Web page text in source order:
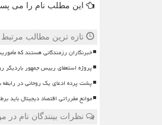
این مطلب نام را می
تازه ترین مطالب مرتبط
خبرنگاران رزمندگانی هستند که
پروژه استعفای رییس جمهور باردیگر
پشت پرده ادعای یک روحانی در رابطه با ۲۸ بار استعفای مسعود
موانع مقرراتی اقتصاد دیجیتال باید
نظرات بینندگان نام در